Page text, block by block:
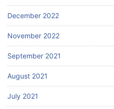
December 2022
November 2022
September 2021
August 2021
July 2021